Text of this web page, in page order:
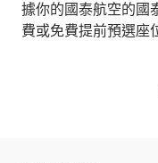
據你的國泰航空的國
費或免費提前預選座